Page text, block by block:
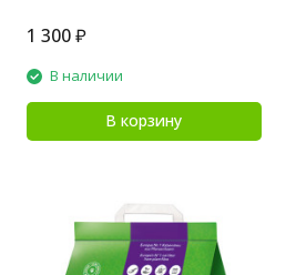
1 300 ₽
В наличии
В корзину